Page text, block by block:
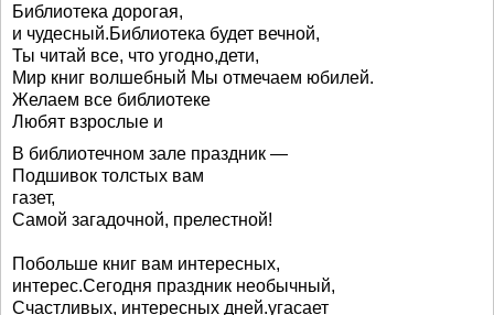
Библиотека дорогая,
и чудесный.Библиотека будет вечной,
Ты читай все, что угодно,дети,
Мир книг волшебный Мы отмечаем юбилей.
Желаем все библиотеке
Любят взрослые и
В библиотечном зале праздник —
Подшивок толстых вам
газет,
Самой загадочной, прелестной!
Побольше книг вам интересных,
интерес.Сегодня праздник необычный,
Счастливых, интересных дней.угасает